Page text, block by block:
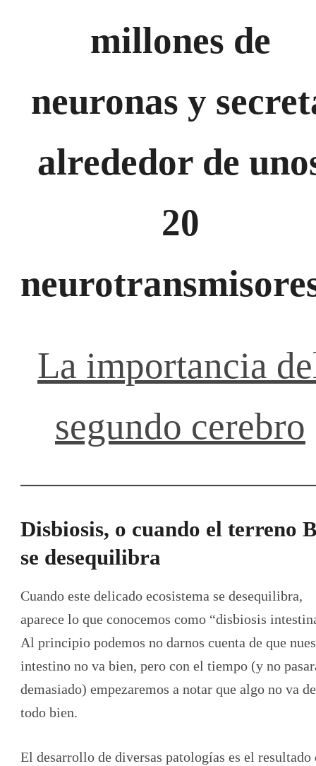
millones de
neuronas y
alrededor de
20
La importancia
segundo cerebro
Disbiosis, o cuando el terreno
se desequilibra
Cuando este delicado ecosistema se desequilibra,
aparece lo que conocemos como “disbiosis
Al principio podemos no darnos cuenta de que
intestino no va bien, pero con el tiempo (y no
demasiado) empezaremos a notar que algo no va
todo bien.
El desarrollo de diversas patologías es el resultado